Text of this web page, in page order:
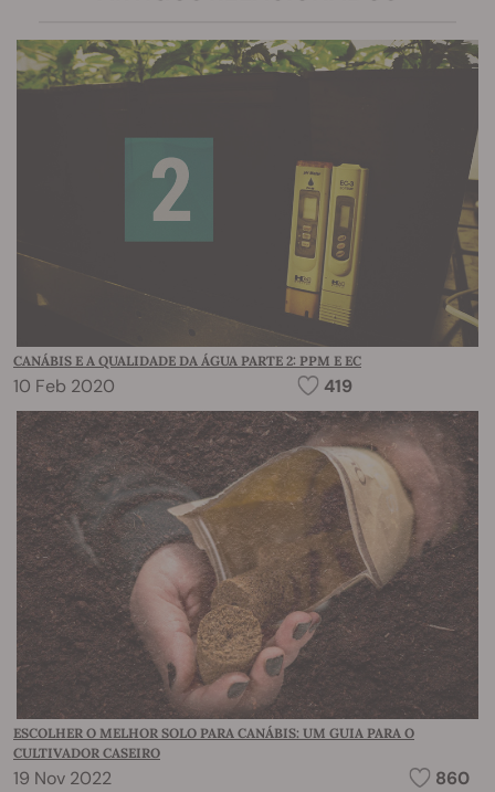
CANÁBIS E A QUALIDADE DA ÁGUA PARTE 2: PPM E EC
10 Feb 2020 419
ESCOLHER O MELHOR SOLO PARA CANÁBIS: UM GUIA PARA O
CULTIVADOR CASEIRO
19 Nov 2022 860